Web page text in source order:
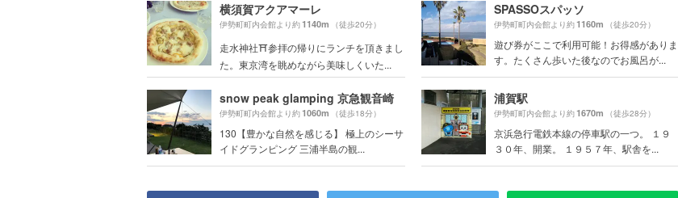
横須賀アクアマーレ
伊勢町町内会館より約1140m （徒歩20分）
走水神社⛩参拝の帰りにランチを頂きまし
た。東京湾を眺めながら美味しくいた...
SPASSOスパッソ
伊勢町町内会館より約1160m （徒歩20分）
遊び券がここで利用可能！お得感がありま
す。たくさん歩いた後なのでお風呂が...
snow peak glamping 京急観音崎
伊勢町町内会館より約1060m （徒歩18分）
130【豊かな自然を感じる】 極上のシーサ
イドグランピング 三浦半島の観...
浦賀駅
伊勢町町内会館より約1670m （徒歩28分）
京浜急行電鉄本線の停車駅の一つ。 １９
３０年、開業。 １９５７年、駅舎を...